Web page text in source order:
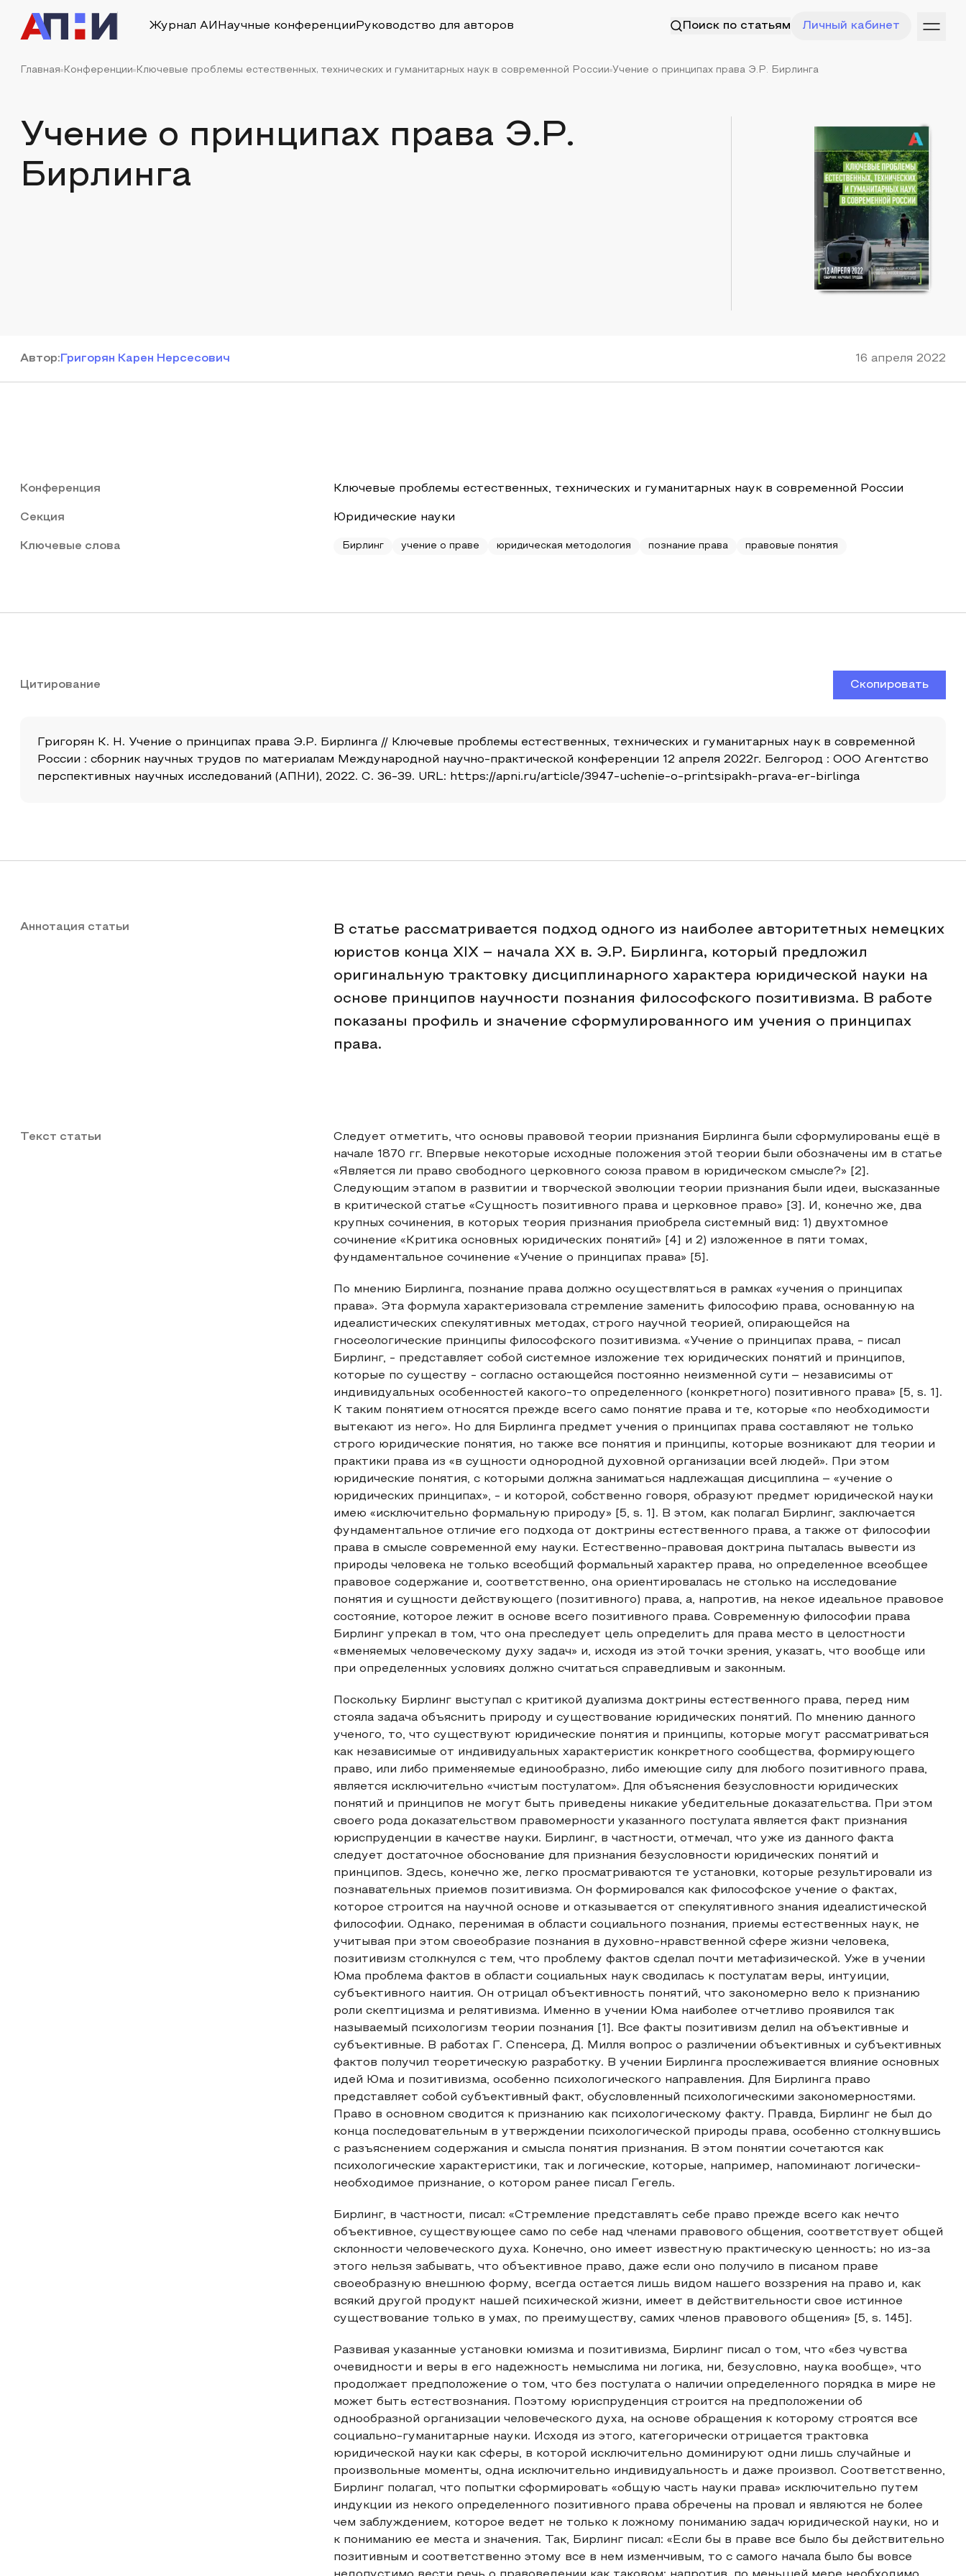
Журнал АИ Научные конференции Руководство для авторов Поиск по статьям Личный кабинет
Главная Конференции Ключевые проблемы естественных, технических и гуманитарных наук в современной России Учение о принципах права Э.Р. Бирлинга
Учение о принципах права Э.Р.
Бирлинга
Автор: Григорян Карен Нерсесович 16 апреля 2022
Конференция Ключевые проблемы естественных, технических и гуманитарных наук в современной России
Секция Юридические науки
Ключевые слова Бирлинг учение о праве юридическая методология познание права правовые понятия
Цитирование Скопировать
Григорян К. Н. Учение о принципах права Э.Р. Бирлинга // Ключевые проблемы естественных, технических и гуманитарных наук в современной
России : сборник научных трудов по материалам Международной научно-практической конференции 12 апреля 2022г. Белгород : ООО Агентство
перспективных научных исследований (АПНИ), 2022. С. 36-39. URL: https://apni.ru/article/3947-uchenie-o-printsipakh-prava-er-birlinga
Аннотация статьи
В статье рассматривается подход одного из наиболее авторитетных немецких
юристов конца XIX – начала XX в. Э.Р. Бирлинга, который предложил
оригинальную трактовку дисциплинарного характера юридической науки на
основе принципов научности познания философского позитивизма. В работе
показаны профиль и значение сформулированного им учения о принципах
права.
Текст статьи
Следует отметить, что основы правовой теории признания Бирлинга были сформулированы ещё в
начале 1870 гг. Впервые некоторые исходные положения этой теории были обозначены им в статье
«Является ли право свободного церковного союза правом в юридическом смысле?» [2].
Следующим этапом в развитии и творческой эволюции теории признания были идеи, высказанные
в критической статье «Сущность позитивного права и церковное право» [3]. И, конечно же, два
крупных сочинения, в которых теория признания приобрела системный вид: 1) двухтомное
сочинение «Критика основных юридических понятий» [4] и 2) изложенное в пяти томах,
фундаментальное сочинение «Учение о принципах права» [5].
По мнению Бирлинга, познание права должно осуществляться в рамках «учения о принципах
права». Эта формула характеризовала стремление заменить философию права, основанную на
идеалистических спекулятивных методах, строго научной теорией, опирающейся на
гносеологические принципы философского позитивизма. «Учение о принципах права, - писал
Бирлинг, - представляет собой системное изложение тех юридических понятий и принципов,
которые по существу - согласно остающейся постоянно неизменной сути – независимы от
индивидуальных особенностей какого-то определенного (конкретного) позитивного права» [5, s. 1].
К таким понятием относятся прежде всего само понятие права и те, которые «по необходимости
вытекают из него». Но для Бирлинга предмет учения о принципах права составляют не только
строго юридические понятия, но также все понятия и принципы, которые возникают для теории и
практики права из «в сущности однородной духовной организации всей людей». При этом
юридические понятия, с которыми должна заниматься надлежащая дисциплина – «учение о
юридических принципах», - и которой, собственно говоря, образуют предмет юридической науки
имею «исключительно формальную природу» [5, s. 1]. В этом, как полагал Бирлинг, заключается
фундаментальное отличие его подхода от доктрины естественного права, а также от философии
права в смысле современной ему науки. Естественно-правовая доктрина пыталась вывести из
природы человека не только всеобщий формальный характер права, но определенное всеобщее
правовое содержание и, соответственно, она ориентировалась не столько на исследование
понятия и сущности действующего (позитивного) права, а, напротив, на некое идеальное правовое
состояние, которое лежит в основе всего позитивного права. Современную философии права
Бирлинг упрекал в том, что она преследует цель определить для права место в целостности
«вменяемых человеческому духу задач» и, исходя из этой точки зрения, указать, что вообще или
при определенных условиях должно считаться справедливым и законным.
Поскольку Бирлинг выступал с критикой дуализма доктрины естественного права, перед ним
стояла задача объяснить природу и существование юридических понятий. По мнению данного
ученого, то, что существуют юридические понятия и принципы, которые могут рассматриваться
как независимые от индивидуальных характеристик конкретного сообщества, формирующего
право, или либо применяемые единообразно, либо имеющие силу для любого позитивного права,
является исключительно «чистым постулатом». Для объяснения безусловности юридических
понятий и принципов не могут быть приведены никакие убедительные доказательства. При этом
своего рода доказательством правомерности указанного постулата является факт признания
юриспруденции в качестве науки. Бирлинг, в частности, отмечал, что уже из данного факта
следует достаточное обоснование для признания безусловности юридических понятий и
принципов. Здесь, конечно же, легко просматриваются те установки, которые результировали из
познавательных приемов позитивизма. Он формировался как философское учение о фактах,
которое строится на научной основе и отказывается от спекулятивного знания идеалистической
философии. Однако, перенимая в области социального познания, приемы естественных наук, не
учитывая при этом своеобразие познания в духовно-нравственной сфере жизни человека,
позитивизм столкнулся с тем, что проблему фактов сделал почти метафизической. Уже в учении
Юма проблема фактов в области социальных наук сводилась к постулатам веры, интуиции,
субъективного наития. Он отрицал объективность понятий, что закономерно вело к признанию
роли скептицизма и релятивизма. Именно в учении Юма наиболее отчетливо проявился так
называемый психологизм теории познания [1]. Все факты позитивизм делил на объективные и
субъективные. В работах Г. Спенсера, Д. Милля вопрос о различении объективных и субъективных
фактов получил теоретическую разработку. В учении Бирлинга прослеживается влияние основных
идей Юма и позитивизма, особенно психологического направления. Для Бирлинга право
представляет собой субъективный факт, обусловленный психологическими закономерностями.
Право в основном сводится к признанию как психологическому факту. Правда, Бирлинг не был до
конца последовательным в утверждении психологической природы права, особенно столкнувшись
с разъяснением содержания и смысла понятия признания. В этом понятии сочетаются как
психологические характеристики, так и логические, которые, например, напоминают логически-
необходимое признание, о котором ранее писал Гегель.
Бирлинг, в частности, писал: «Стремление представлять себе право прежде всего как нечто
объективное, существующее само по себе над членами правового общения, соответствует общей
склонности человеческого духа. Конечно, оно имеет известную практическую ценность; но из-за
этого нельзя забывать, что объективное право, даже если оно получило в писаном праве
своеобразную внешнюю форму, всегда остается лишь видом нашего воззрения на право и, как
всякий другой продукт нашей психической жизни, имеет в действительности свое истинное
существование только в умах, по преимуществу, самих членов правового общения» [5, s. 145].
Развивая указанные установки юмизма и позитивизма, Бирлинг писал о том, что «без чувства
очевидности и веры в его надежность немыслима ни логика, ни, безусловно, наука вообще», что
продолжает предположение о том, что без постулата о наличии определенного порядка в мире не
может быть естествознания. Поэтому юриспруденция строится на предположении об
однообразной организации человеческого духа, на основе обращения к которому строятся все
социально-гуманитарные науки. Исходя из этого, категорически отрицается трактовка
юридической науки как сферы, в которой исключительно доминируют одни лишь случайные и
произвольные моменты, одна исключительно индивидуальность и даже произвол. Соответственно,
Бирлинг полагал, что попытки сформировать «общую часть науки права» исключительно путем
индукции из некого определенного позитивного права обречены на провал и являются не более
чем заблуждением, которое ведет не только к ложному пониманию задач юридической науки, но и
к пониманию ее места и значения. Так, Бирлинг писал: «Если бы в праве все было бы действительно
позитивным и соответственно этому все в нем изменчивым, то с самого начала было бы вовсе